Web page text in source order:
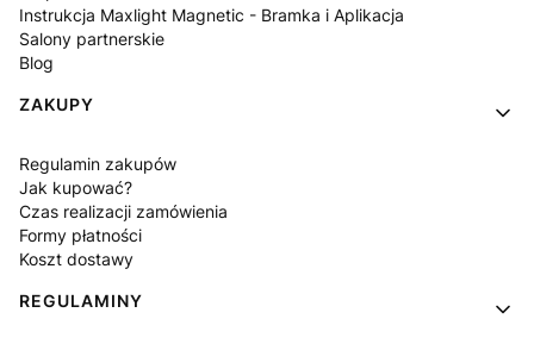
Instrukcja Maxlight Magnetic - Bramka i Aplikacja
Salony partnerskie
Blog
ZAKUPY
Regulamin zakupów
Jak kupować?
Czas realizacji zamówienia
Formy płatności
Koszt dostawy
REGULAMINY